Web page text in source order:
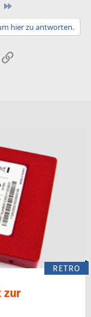
hier zu antworten.
Link
RETRO
zur